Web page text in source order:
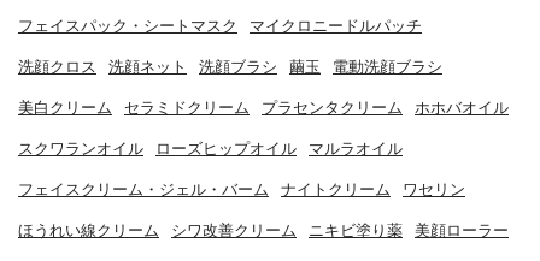
フェイスパック・シートマスク マイクロニードルパッチ
洗顔クロス 洗顔ネット 洗顔ブラシ 繭玉 電動洗顔ブラシ
美白クリーム セラミドクリーム プラセンタクリーム ホホバオイル
スクワランオイル ローズヒップオイル マルラオイル
フェイスクリーム・ジェル・バーム ナイトクリーム ワセリン
ほうれい線クリーム シワ改善クリーム ニキビ塗り薬 美顔ローラー